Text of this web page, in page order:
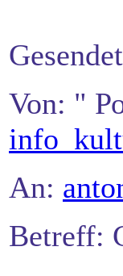
Von: "
An:
Betreff: